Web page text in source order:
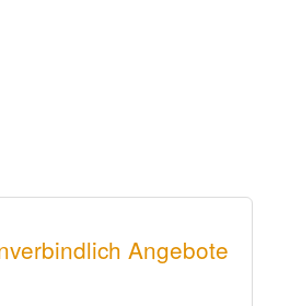
Angebote